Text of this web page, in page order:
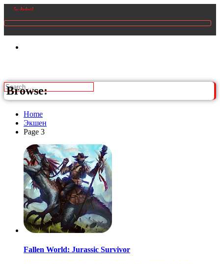
Browse:
Home
Экшен
Page 3
Fallen World: Jurassic Survivor